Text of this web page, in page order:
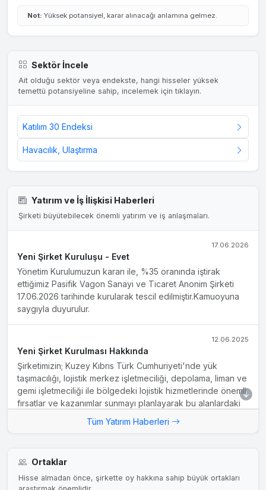
Not: Yüksek potansiyel, karar alınacağı anlamına gelmez.
Sektör İncele
Ait olduğu sektör veya endekste, hangi hisseler yüksek
temettü potansiyeline sahip, incelemek için tıklayın.
Katılım 30 Endeksi
Havacılık, Ulaştırma
Yatırım ve İş İlişkisi Haberleri
Şirketi büyütebilecek önemli yatırım ve iş anlaşmaları.
17.06.2026
Yeni Şirket Kuruluşu - Evet
Yönetim Kurulumuzun kararı ile, %35 oranında iştirak
ettiğimiz Pasifik Vagon Sanayi ve Ticaret Anonim Şirketi
17.06.2026 tarihinde kurularak tescil edilmiştir.Kamuoyuna
saygıyla duyurulur.
12.06.2025
Yeni Şirket Kurulması Hakkında
Şirketimizin; Kuzey Kıbrıs Türk Cumhuriyeti'nde yük
taşımacılığı, lojistik merkez işletmeciliği, depolama, liman ve
gemi işletmeciliği ile bölgedeki lojistik hizmetlerinde önemli
fırsatlar ve kazanımlar sunmayı planlayarak bu alanlardaki
merkezli bir şirket kurma kararı kapsamında, %50 hissesi
07.08.2024
Tüm Yatırım Haberleri
Ortaklar
Hisse almadan önce, şirkette oy hakkına sahip büyük ortakları